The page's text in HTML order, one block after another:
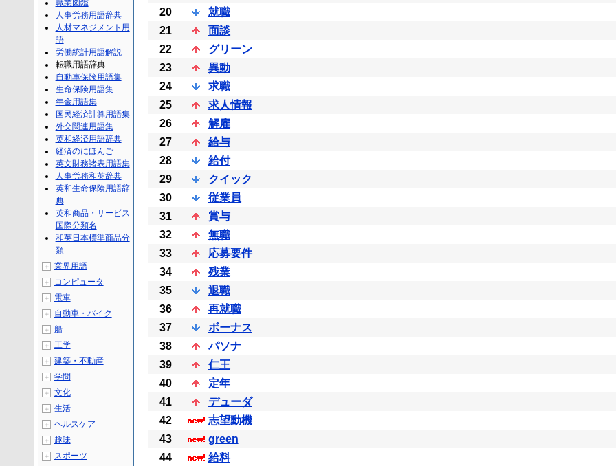
20
就職
21
面談
22
グリーン
23
異動
24
求職
25
求人情報
26
解雇
27
給与
28
給付
29
クイック
30
従業員
31
賞与
32
無職
33
応募要件
34
残業
35
退職
36
再就職
37
ボーナス
38
パソナ
39
仁王
40
定年
41
デューダ
42
志望動機
43
green
44
給料
職業図鑑
人事労務用語辞典
人材マネジメント用
語
労働統計用語解説
転職用語辞典
自動車保険用語集
生命保険用語集
年金用語集
国民経済計算用語集
外交関連用語集
英和経済用語辞典
経済のにほんご
英文財務諸表用語集
人事労務和英辞典
英和生命保険用語辞
典
英和商品・サービス
国際分類名
和英日本標準商品分
類
＋ 業界用語
＋ コンピュータ
＋ 電車
＋ 自動車・バイク
＋ 船
＋ 工学
＋ 建築・不動産
＋ 学問
＋ 文化
＋ 生活
＋ ヘルスケア
＋ 趣味
＋ スポーツ